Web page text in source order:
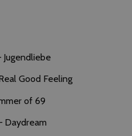
Good Feeling
of 69
Daydream